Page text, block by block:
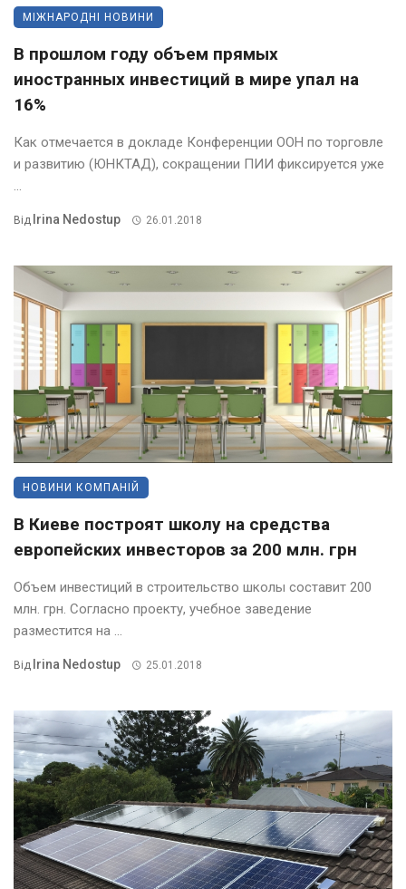
МІЖНАРОДНІ НОВИНИ
В прошлом году объем прямых
иностранных инвестиций в мире упал на
16%
Как отмечается в докладе Конференции ООН по торговле
и развитию (ЮНКТАД), сокращении ПИИ фиксируется уже
...
Від Irina Nedostup 26.01.2018
НОВИНИ КОМПАНІЙ
В Киеве построят школу на средства
европейских инвесторов за 200 млн. грн
Объем инвестиций в строительство школы составит 200
млн. грн. Согласно проекту, учебное заведение
разместится на ...
Від Irina Nedostup 25.01.2018